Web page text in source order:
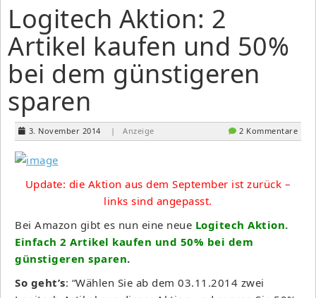
Logitech Aktion: 2
Artikel kaufen und 50%
bei dem günstigeren
sparen
3. November 2014 | Anzeige 2 Kommentare
Update: die Aktion aus dem September ist zurück –
links sind angepasst.
Bei Amazon gibt es nun eine neue Logitech Aktion.
Einfach 2 Artikel kaufen und 50% bei dem
günstigeren sparen.
So geht’s: “Wählen Sie ab dem 03.11.2014 zwei